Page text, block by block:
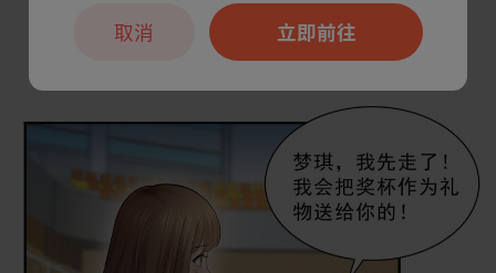
立即前往
取消